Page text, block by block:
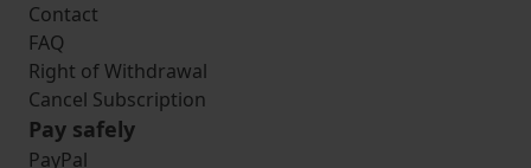
Contact
FAQ
Right of Withdrawal
Cancel Subscription
Pay safely
PayPal